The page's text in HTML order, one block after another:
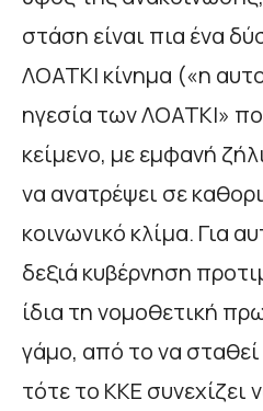
στάση είναι πια ένα
ΛΟΑΤΚΙ κίνημα («η
ηγεσία των ΛΟΑΤΚΙ»
κείμενο, με εμφανή
να ανατρέψει σε
κοινωνικό κλίμα. Για
δεξιά κυβέρνηση
ίδια τη νομοθετική
γάμο, από το να σταθεί
τότε το ΚΚΕ συνεχίζει